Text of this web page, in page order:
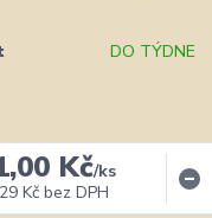
DO TÝDNE
Kč/ks
Kč bez DPH